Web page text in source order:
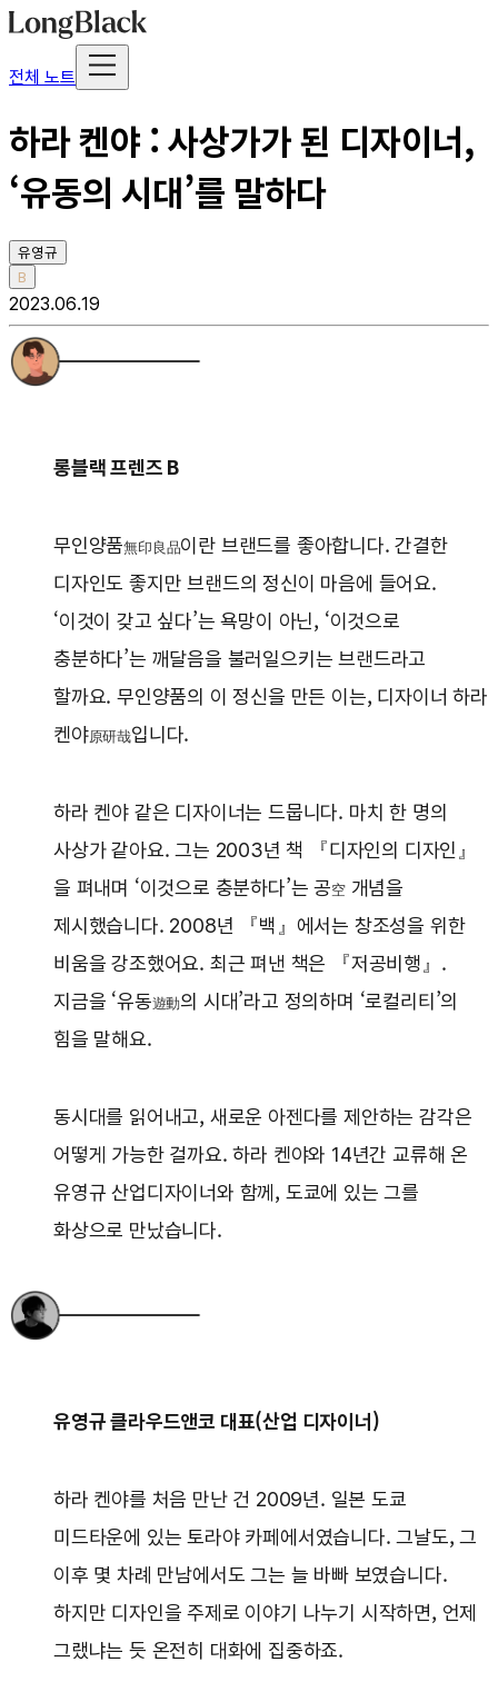
전체 노트
하라 켄야 : 사상가가 된 디자이너,
‘유동의 시대’를 말하다
유영규
B
2023.06.19
롱블랙 프렌즈 B
무인양품無印良品이란 브랜드를 좋아합니다. 간결한
디자인도 좋지만 브랜드의 정신이 마음에 들어요.
‘이것이 갖고 싶다’는 욕망이 아닌, ‘이것으로
충분하다’는 깨달음을 불러일으키는 브랜드라고
할까요. 무인양품의 이 정신을 만든 이는, 디자이너 하라
켄야原研哉입니다.
하라 켄야 같은 디자이너는 드뭅니다. 마치 한 명의
사상가 같아요. 그는 2003년 책 『디자인의 디자인』
을 펴내며 ‘이것으로 충분하다’는 공空개념을
제시했습니다. 2008년 『백』에서는 창조성을 위한
비움을 강조했어요. 최근 펴낸 책은 『저공비행』.
지금을 ‘유동遊動의 시대’라고 정의하며 ‘로컬리티’의
힘을 말해요.
동시대를 읽어내고, 새로운 아젠다를 제안하는 감각은
어떻게 가능한 걸까요. 하라 켄야와 14년간 교류해 온
유영규 산업디자이너와 함께, 도쿄에 있는 그를
화상으로 만났습니다.
유영규 클라우드앤코 대표(산업 디자이너)
하라 켄야를 처음 만난 건 2009년. 일본 도쿄
미드타운에 있는 토라야 카페에서였습니다. 그날도, 그
이후 몇 차례 만남에서도 그는 늘 바빠 보였습니다.
하지만 디자인을 주제로 이야기 나누기 시작하면, 언제
그랬냐는 듯 온전히 대화에 집중하죠.